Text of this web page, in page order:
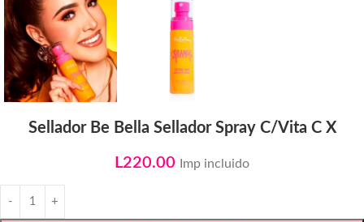
Sellador Be Bella Sellador Spray C/Vita C X
L220.00 Imp incluido